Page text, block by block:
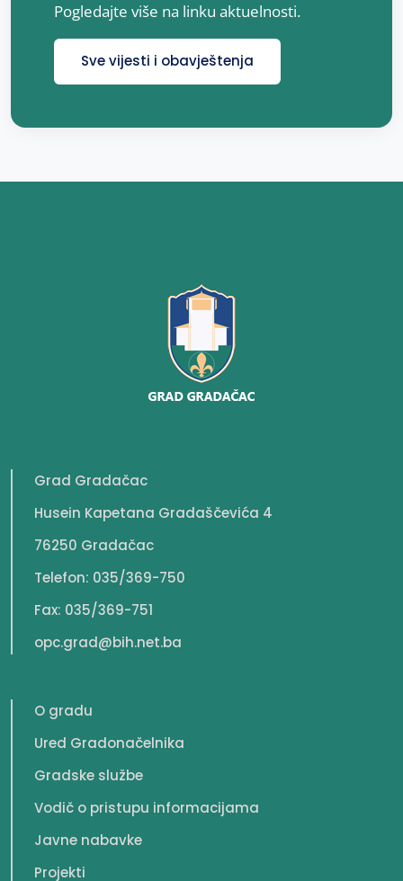
Pogledajte više na linku aktuelnosti.
Sve vijesti i obavještenja
Grad Gradačac
Husein Kapetana Gradaščevića 4
76250 Gradačac
Telefon: 035/369-750
Fax: 035/369-751
opc.grad@bih.net.ba
O gradu
Ured Gradonačelnika
Gradske službe
Vodič o pristupu informacijama
Javne nabavke
Projekti